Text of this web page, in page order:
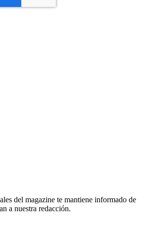
del magazine te mantiene informado de
a nuestra redacción.